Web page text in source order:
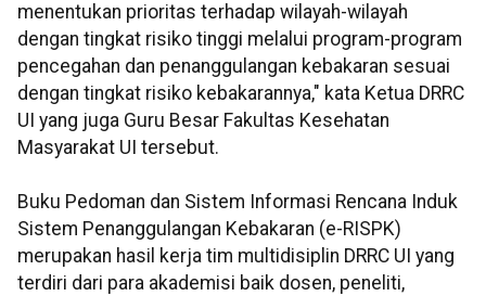
menentukan prioritas terhadap wilayah-wilayah
dengan tingkat risiko tinggi melalui program-program
pencegahan dan penanggulangan kebakaran sesuai
dengan tingkat risiko kebakarannya," kata Ketua DRRC
UI yang juga Guru Besar Fakultas Kesehatan
Masyarakat UI tersebut.
Buku Pedoman dan Sistem Informasi Rencana Induk
Sistem Penanggulangan Kebakaran (e-RISPK)
merupakan hasil kerja tim multidisiplin DRRC UI yang
terdiri dari para akademisi baik dosen, peneliti,